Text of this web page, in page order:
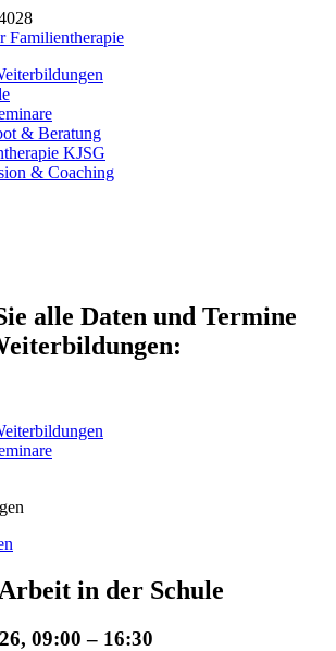
& Beratung
KJSG
& Coaching
alle Daten und Termine
in der Schule
09:00 – 16:30